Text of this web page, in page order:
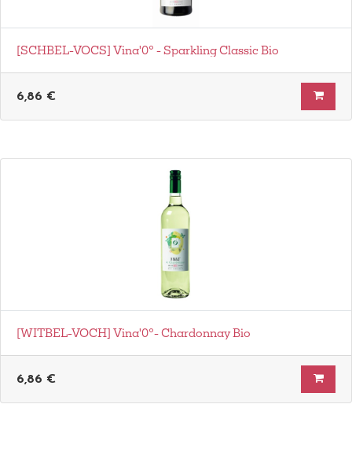
[SCHBEL-VOCS] Vina'0° - Sparkling Classic Bio
6,86 €
[WITBEL-VOCH] Vina'0°- Chardonnay Bio
6,86 €